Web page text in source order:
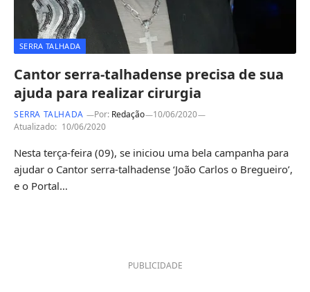
SERRA TALHADA
Cantor serra-talhadense precisa de sua
ajuda para realizar cirurgia
SERRA TALHADA Por: Redação
10/06/2020
Atualizado: 10/06/2020
Nesta terça-feira (09), se iniciou uma bela campanha para
ajudar o Cantor serra-talhadense ‘João Carlos o Bregueiro’,
e o Portal…
PUBLICIDADE